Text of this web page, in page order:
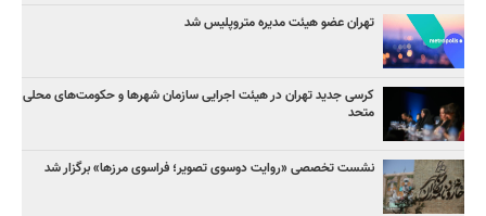
تهران عضو هیئت مدیره متروپلیس شد
کرسی جدید تهران در هیئت اجرایی سازمان شهرها و حکومت‌های محلی
متحد
نشست تخصصی «روایت دوسوی تصویر؛ فراسوی مرزها» برگزار شد